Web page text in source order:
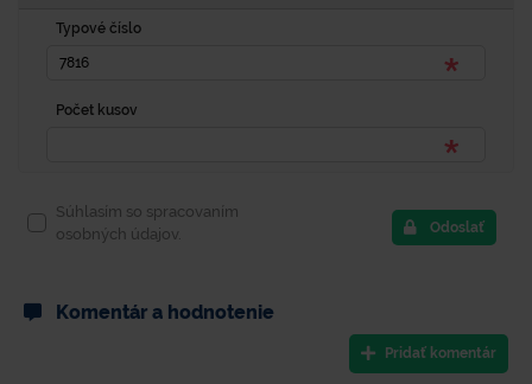
Typové číslo
Počet kusov
Súhlasím so spracovaním
osobných údajov.
Odoslať
Komentár a hodnotenie
Pridať komentár